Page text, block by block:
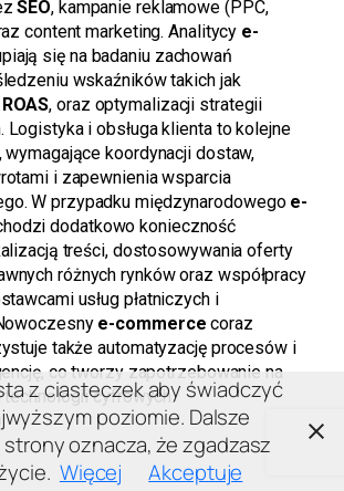
SEO, kampanie reklamowe (PPC,
content marketing. Analitycy e-
się na badaniu zachowań
wskaźników takich jak
ROAS, oraz optymalizacji strategii
Logistyka i obsługa klienta to kolejne
koordynacji dostaw,
i zapewnienia wsparcia
W przypadku międzynarodowego e-
dodatkowo konieczność
treści, dostosowywania oferty
różnych rynków oraz współpracy
usług płatniczych i
e-commerce coraz
także automatyzację procesów i
co tworzy zapotrzebowanie na
cyfrowych.
z ciasteczek aby świadczyć
poziomie. Dalsze
oznacza, że zgadzasz
Więcej Akceptuje